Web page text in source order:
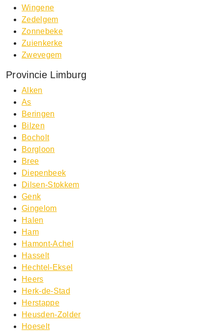
Wingene
Zedelgem
Zonnebeke
Zuienkerke
Zwevegem
Provincie Limburg
Alken
As
Beringen
Bilzen
Bocholt
Borgloon
Bree
Diepenbeek
Dilsen-Stokkem
Genk
Gingelom
Halen
Ham
Hamont-Achel
Hasselt
Hechtel-Eksel
Heers
Herk-de-Stad
Herstappe
Heusden-Zolder
Hoeselt